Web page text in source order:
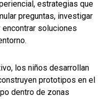
estrategias que
preguntas, investigar
soluciones
los niños desarrollan
prototipos en el
dentro de zonas